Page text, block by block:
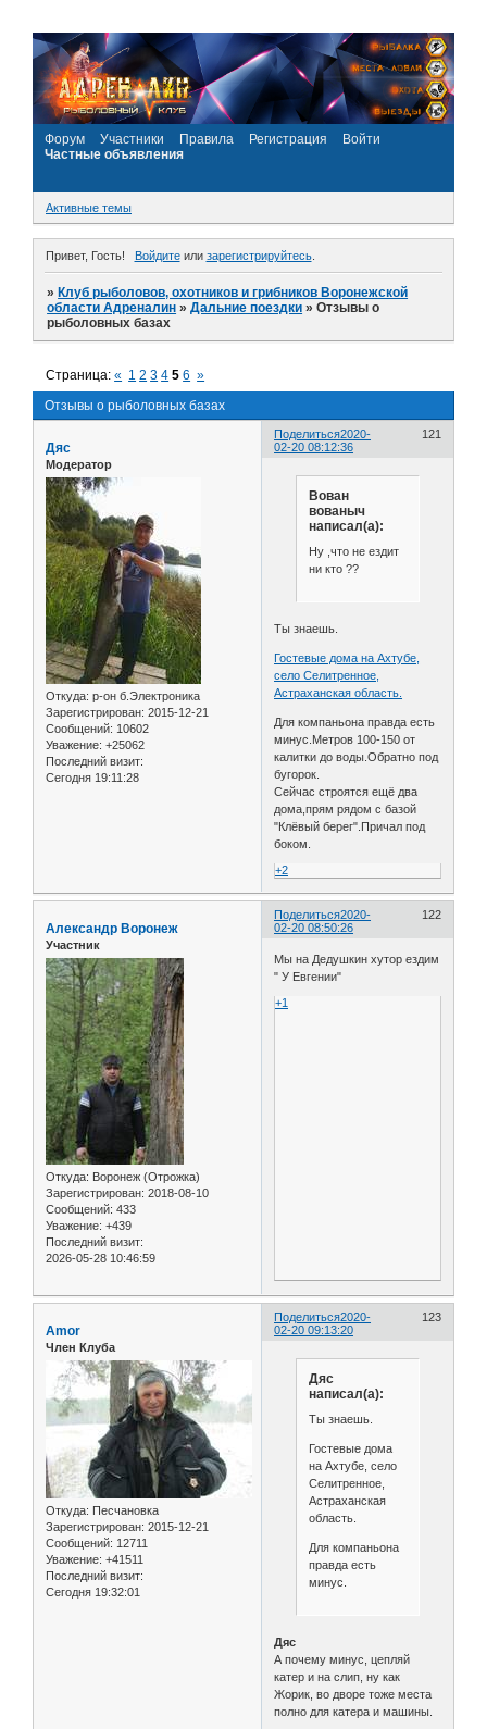
Форум Участники Правила Регистрация
Войти
Частные объявления
Активные темы
Привет, Гость! Войдитеили зарегистрируйтесь.
»Клуб рыболовов, охотников и грибников Воронежской
области Адреналин »Дальние поездки »Отзывы о
рыболовных базах
Отзывы о рыболовных базах
Страница:« 1 2 3 4 5 6 »
Поделиться 121
2020-
02-20 08:12:36
Дяс
Модератор
Откуда: р-он б.Электроника
Зарегистрирован: 2015-12-21
Сообщений: 10602
Уважение: +25062
Последний визит:
Сегодня 19:11:28
Вован
вованыч
написал(а):
Ну ,что не ездит
ни кто ??
Ты знаешь.
Гостевые дома на Ахтубе,
село Селитренное,
Астраханская область.
Для компаньона правда есть
минус.Метров 100-150 от
калитки до воды.Обратно под
бугорок.
Сейчас строятся ещё два
дома,прям рядом с базой
"Клёвый берег".Причал под
боком.
+2
Поделиться 122
2020-
02-20 08:50:26
Александр Воронеж
Участник
Откуда: Воронеж (Отрожка)
Зарегистрирован: 2018-08-10
Сообщений: 433
Уважение: +439
Последний визит:
2026-05-28 10:46:59
Мы на Дедушкин хутор ездим
" У Евгении"
+1
Поделиться 123
2020-
02-20 09:13:20
Amor
Член Клуба
Откуда: Песчановка
Зарегистрирован: 2015-12-21
Сообщений: 12711
Уважение: +41511
Последний визит:
Сегодня 19:32:01
Дяс
написал(а):
Ты знаешь.
Гостевые дома
на Ахтубе, село
Селитренное,
Астраханская
область.
Для компаньона
правда есть
минус.
Дяс
А почему минус, цепляй
катер и на слип, ну как
Жорик, во дворе тоже места
полно для катера и машины.